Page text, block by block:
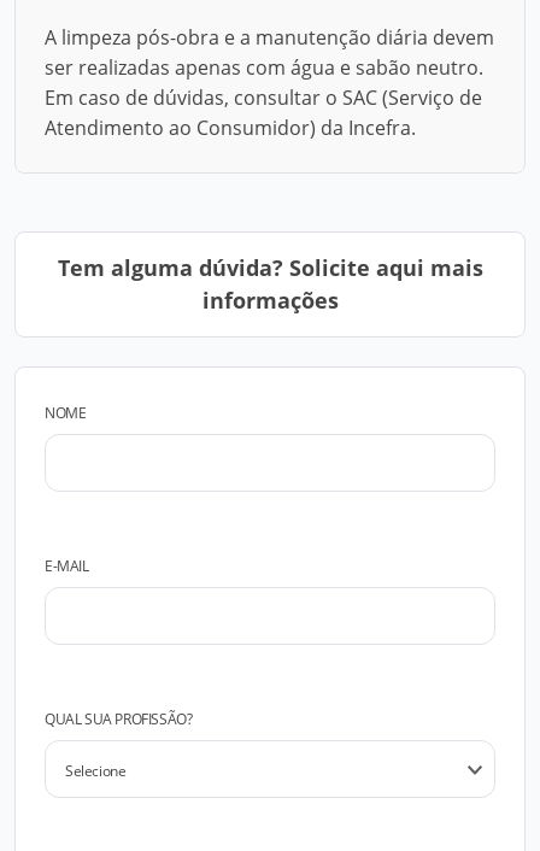
A limpeza pós-obra e a manutenção diária devem
ser realizadas apenas com água e sabão neutro.
Em caso de dúvidas, consultar o SAC (Serviço de
Atendimento ao Consumidor) da Incefra.
Tem alguma dúvida? Solicite aqui mais
informações
NOME
E-MAIL
QUAL SUA PROFISSÃO?